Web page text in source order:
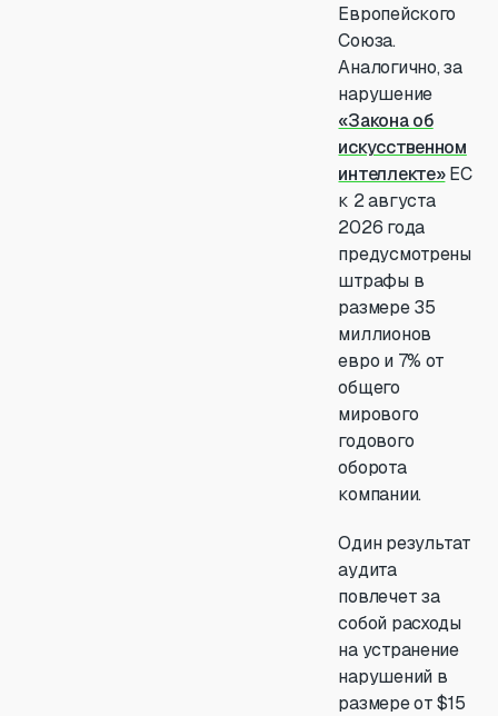
Европейского
Союза.
Аналогично, за
нарушение
«Закона об
искусственном
интеллекте»ЕС
к 2 августа
2026 года
предусмотрены
штрафы в
размере 35
миллионов
евро и 7% от
общего
мирового
годового
оборота
компании.
Один результат
аудита
повлечет за
собой расходы
на устранение
нарушений в
размере от $15